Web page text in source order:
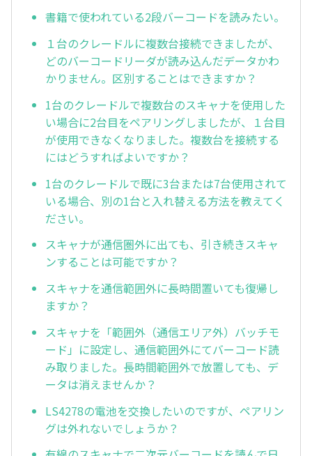
書籍で使われている2段バーコードを読みたい。
１台のクレードルに複数台接続できましたが、
どのバーコードリーダが読み込んだデータかわ
かりません。区別することはできますか？
1台のクレードルで複数台のスキャナを使用した
い場合に2台目をペアリングしましたが、１台目
が使用できなくなりました。複数台を接続する
にはどうすればよいですか？
1台のクレードルで既に3台または7台使用されて
いる場合、別の1台と入れ替える方法を教えてく
ださい。
スキャナが通信圏外に出ても、引き続きスキャ
ンすることは可能ですか？
スキャナを通信範囲外に長時間置いても復帰し
ますか？
スキャナを「範囲外（通信エリア外）バッチモ
ード」に設定し、通信範囲外にてバーコード読
み取りました。長時間範囲外で放置しても、デ
ータは消えませんか？
LS4278の電池を交換したいのですが、ペアリン
グは外れないでしょうか？